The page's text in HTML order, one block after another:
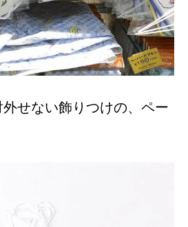
せない飾りつけの、ペー